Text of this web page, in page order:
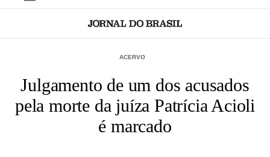
ACERVO
Julgamento de um dos acusados
pela morte da juíza Patrícia Acioli
é marcado